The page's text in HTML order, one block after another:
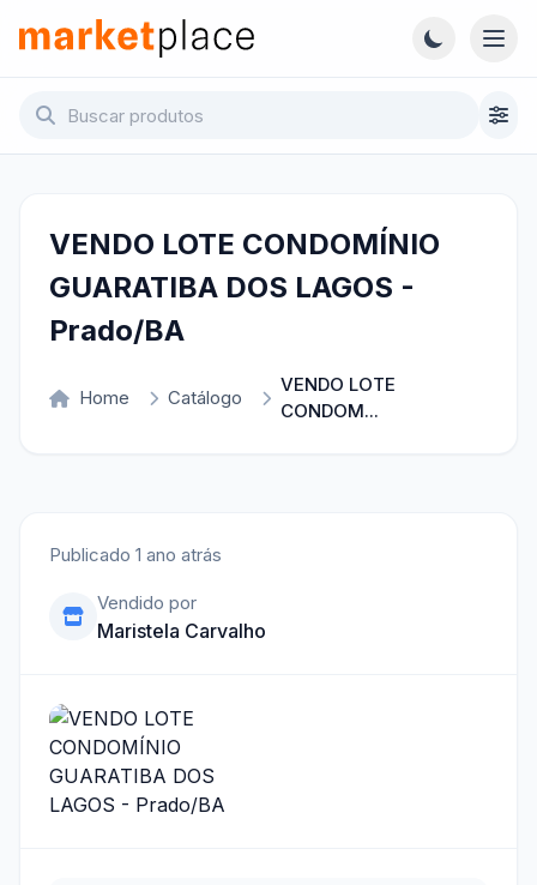
Pular para o conteúdo principal
Marketplace - Voltar para a página inicial
VENDO LOTE CONDOMÍNIO
GUARATIBA DOS LAGOS -
Prado/BA
Home Catálogo
VENDO LOTE
CONDOM...
Publicado 1 ano atrás
Vendido por
Maristela Carvalho